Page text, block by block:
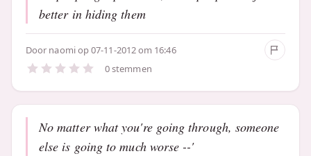
better in hiding them
Door naomiop 07-11-2012 om 16:46
0 stemmen
No matter what you're going through, someone
else is going to much worse --'